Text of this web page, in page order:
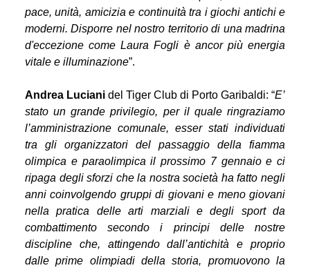
pace, unità, amicizia e continuità tra i giochi antichi e
moderni. Disporre nel nostro territorio di una madrina
d'eccezione come Laura Fogli è ancor più energia
vitale e illuminazione”.
Andrea Luciani del Tiger Club di Porto Garibaldi: “E’
stato un grande privilegio, per il quale ringraziamo
l’amministrazione comunale, esser stati individuati
tra gli organizzatori del passaggio della fiamma
olimpica e paraolimpica il prossimo 7 gennaio e ci
ripaga degli sforzi che la nostra società ha fatto negli
anni coinvolgendo gruppi di giovani e meno giovani
nella pratica delle arti marziali e degli sport da
combattimento secondo i principi delle nostre
discipline che, attingendo dall’antichità e proprio
dalle prime olimpiadi della storia, promuovono la